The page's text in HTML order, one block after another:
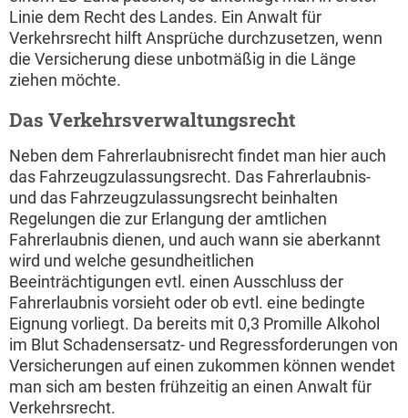
Linie dem Recht des Landes. Ein Anwalt für
Verkehrsrecht hilft Ansprüche durchzusetzen, wenn
die Versicherung diese unbotmäßig in die Länge
ziehen möchte.
Das Verkehrsverwaltungsrecht
Neben dem Fahrerlaubnisrecht findet man hier auch
das Fahrzeugzulassungsrecht. Das Fahrerlaubnis-
und das Fahrzeugzulassungsrecht beinhalten
Regelungen die zur Erlangung der amtlichen
Fahrerlaubnis dienen, und auch wann sie aberkannt
wird und welche gesundheitlichen
Beeinträchtigungen evtl. einen Ausschluss der
Fahrerlaubnis vorsieht oder ob evtl. eine bedingte
Eignung vorliegt. Da bereits mit 0,3 Promille Alkohol
im Blut Schadensersatz- und Regressforderungen von
Versicherungen auf einen zukommen können wendet
man sich am besten frühzeitig an einen Anwalt für
Verkehrsrecht.